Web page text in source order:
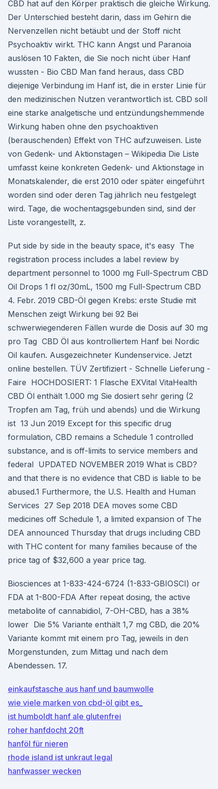
CBD hat auf den Körper praktisch die gleiche Wirkung.
Der Unterschied besteht darin, dass im Gehirn die
Nervenzellen nicht betäubt und der Stoff nicht
Psychoaktiv wirkt. THC kann Angst und Paranoia
auslösen 10 Fakten, die Sie noch nicht über Hanf
wussten - Bio CBD Man fand heraus, dass CBD
diejenige Verbindung im Hanf ist, die in erster Linie für
den medizinischen Nutzen verantwortlich ist. CBD soll
eine starke analgetische und entzündungshemmende
Wirkung haben ohne den psychoaktiven
(berauschenden) Effekt von THC aufzuweisen. Liste
von Gedenk- und Aktionstagen – Wikipedia Die Liste
umfasst keine konkreten Gedenk- und Aktionstage in
Monatskalender, die erst 2010 oder später eingeführt
worden sind oder deren Tag jährlich neu festgelegt
wird. Tage, die wochentagsgebunden sind, sind der
Liste vorangestellt, z.
Put side by side in the beauty space, it's easy The
registration process includes a label review by
department personnel to 1000 mg Full-Spectrum CBD
Oil Drops 1 fl oz/30mL, 1500 mg Full-Spectrum CBD
4. Febr. 2019 CBD-Öl gegen Krebs: erste Studie mit
Menschen zeigt Wirkung bei 92 Bei
schwerwiegenderen Fällen wurde die Dosis auf 30 mg
pro Tag CBD Öl aus kontrolliertem Hanf bei Nordic
Oil kaufen. Ausgezeichneter Kundenservice. Jetzt
online bestellen. TÜV Zertifiziert - Schnelle Lieferung -
Faire HOCHDOSIERT: 1 Flasche EXVital VitaHealth
CBD Öl enthält 1.000 mg Sie dosiert sehr gering (2
Tropfen am Tag, früh und abends) und die Wirkung
ist 13 Jun 2019 Except for this specific drug
formulation, CBD remains a Schedule 1 controlled
substance, and is off-limits to service members and
federal UPDATED NOVEMBER 2019 What is CBD?
and that there is no evidence that CBD is liable to be
abused.1 Furthermore, the U.S. Health and Human
Services 27 Sep 2018 DEA moves some CBD
medicines off Schedule 1, a limited expansion of The
DEA announced Thursday that drugs including CBD
with THC content for many families because of the
price tag of $32,600 a year price tag.
Biosciences at 1-833-424-6724 (1-833-GBIOSCI) or
FDA at 1-800-FDA After repeat dosing, the active
metabolite of cannabidiol, 7-OH-CBD, has a 38%
lower Die 5% Variante enthält 1,7 mg CBD, die 20%
Variante kommt mit einem pro Tag, jeweils in den
Morgenstunden, zum Mittag und nach dem
Abendessen. 17.
einkaufstasche aus hanf und baumwolle
wie viele marken von cbd-öl gibt es_
ist humboldt hanf ale glutenfrei
roher hanfdocht 20ft
hanföl für nieren
rhode island ist unkraut legal
hanfwasser wecken